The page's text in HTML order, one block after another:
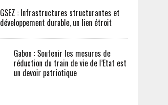
GSEZ : Infrastructures structurantes et
développement durable, un lien étroit
Gabon : Soutenir les mesures de
réduction du train de vie de l’Etat est
un devoir patriotique